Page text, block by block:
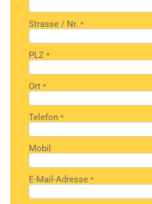
Strasse / Nr.*
PLZ*
Ort*
Telefon*
Mobil
E-Mail-Adresse*